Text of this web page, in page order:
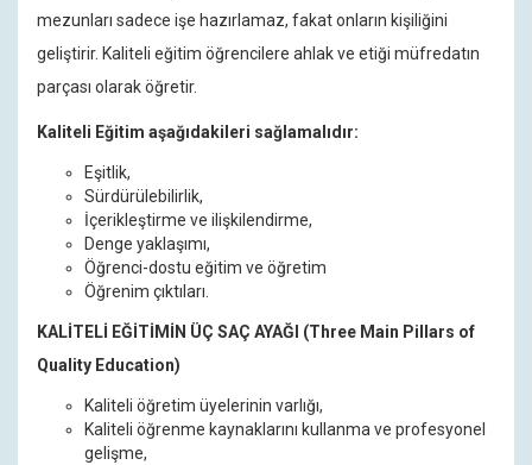
mezunları sadece işe hazırlamaz, fakat onların kişiliğini
geliştirir. Kaliteli eğitim öğrencilere ahlak ve etiği müfredatın
parçası olarak öğretir.
Kaliteli Eğitim aşağıdakileri sağlamalıdır:
Eşitlik,
Sürdürülebilirlik,
İçerikleştirme ve ilişkilendirme,
Denge yaklaşımı,
Öğrenci-dostu eğitim ve öğretim
Öğrenim çıktıları.
KALİTELİ EĞİTİMİN ÜÇ SAÇ AYAĞI (Three Main Pillars of
Quality Education)
Kaliteli öğretim üyelerinin varlığı,
Kaliteli öğrenme kaynaklarını kullanma ve profesyonel
gelişme,